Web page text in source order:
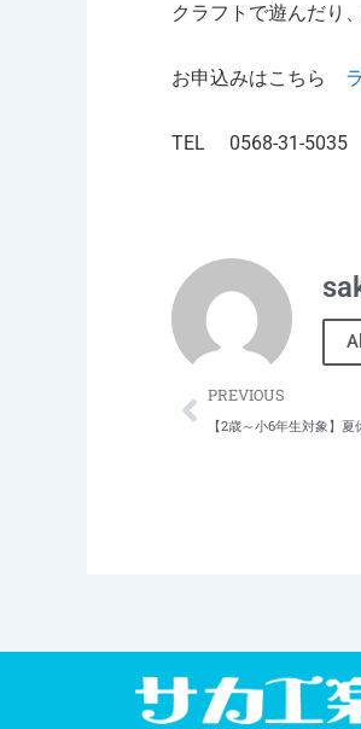
クラフトで遊んだり
お申込みはこちら
TEL 0568-31-5035
Prev
PREVIOUS
【2歳～小6年生対象】